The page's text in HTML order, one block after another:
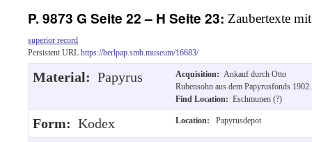
P. 9873 G Seite 22 – H Seite 23: Zaubertexte
superior record
Persistent URL https://berlpap.smb.museum/16683/
Material: Papyrus Acquisition: Ankauf durch Otto
Rubensohn aus dem Papyrusfonds 1902.
Find Location: Eschmunen (?)
Form: Kodex Location: Papyrusdepot